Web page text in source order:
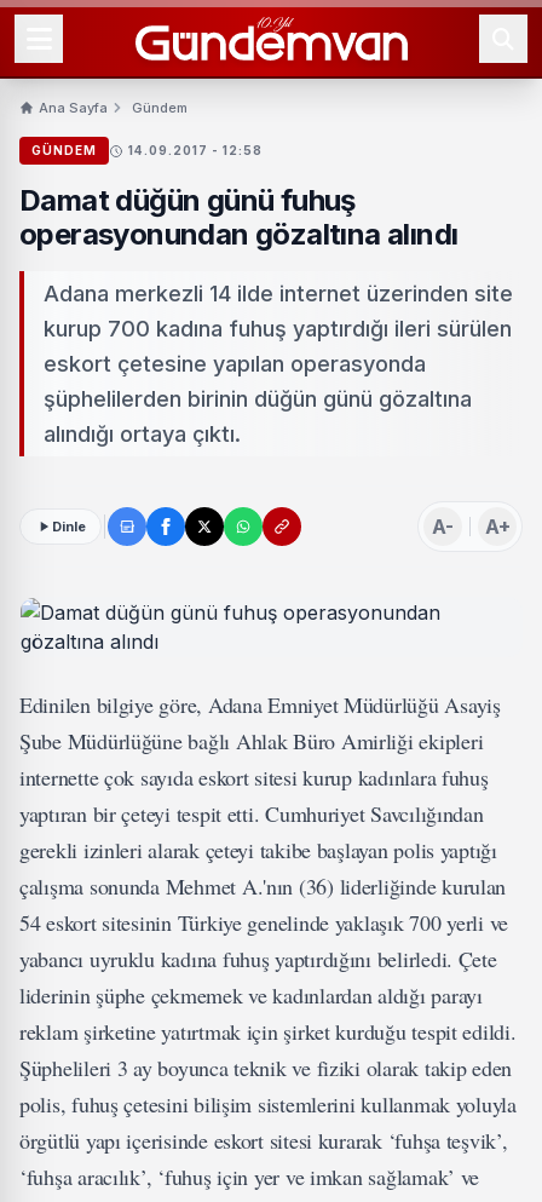
Ana Sayfa Gündem
GÜNDEM 14.09.2017 - 12:58
Damat düğün günü fuhuş
operasyonundan gözaltına alındı
Adana merkezli 14 ilde internet üzerinden site
kurup 700 kadına fuhuş yaptırdığı ileri sürülen
eskort çetesine yapılan operasyonda
şüphelilerden birinin düğün günü gözaltına
alındığı ortaya çıktı.
Dinle A- A+
Edinilen bilgiye göre, Adana Emniyet Müdürlüğü Asayiş
Şube Müdürlüğüne bağlı Ahlak Büro Amirliği ekipleri
internette çok sayıda eskort sitesi kurup kadınlara fuhuş
yaptıran bir çeteyi tespit etti. Cumhuriyet Savcılığından
gerekli izinleri alarak çeteyi takibe başlayan polis yaptığı
çalışma sonunda Mehmet A.'nın (36) liderliğinde kurulan
54 eskort sitesinin Türkiye genelinde yaklaşık 700 yerli ve
yabancı uyruklu kadına fuhuş yaptırdığını belirledi. Çete
liderinin şüphe çekmemek ve kadınlardan aldığı parayı
reklam şirketine yatırtmak için şirket kurduğu tespit edildi.
Şüphelileri 3 ay boyunca teknik ve fiziki olarak takip eden
polis, fuhuş çetesini bilişim sistemlerini kullanmak yoluyla
örgütlü yapı içerisinde eskort sitesi kurarak ‘fuhşa teşvik’,
‘fuhşa aracılık’, ‘fuhuş için yer ve imkan sağlamak’ ve